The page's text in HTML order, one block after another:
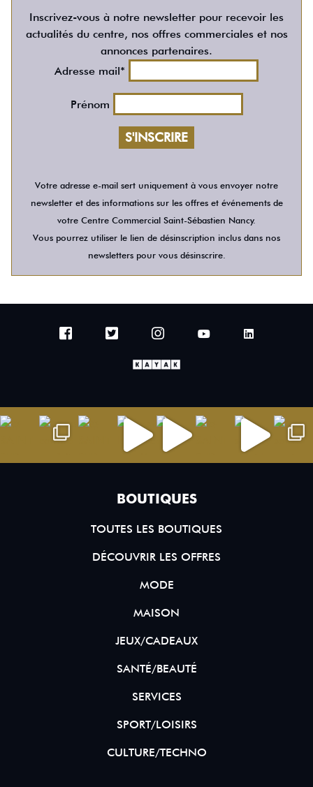
Inscrivez-vous à notre newsletter pour recevoir les
actualités du centre, nos offres commerciales et nos
annonces partenaires.
Adresse mail*
Prénom
Votre adresse e-mail sert uniquement à vous envoyer notre
newsletter et des informations sur les offres et événements de
votre Centre Commercial Saint-Sébastien Nancy.
Vous pourrez utiliser le lien de désinscription inclus dans nos
newsletters pour vous désinscrire.
BOUTIQUES
TOUTES LES BOUTIQUES
DÉCOUVRIR LES OFFRES
MODE
MAISON
JEUX/CADEAUX
SANTÉ/BEAUTÉ
SERVICES
SPORT/LOISIRS
CULTURE/TECHNO